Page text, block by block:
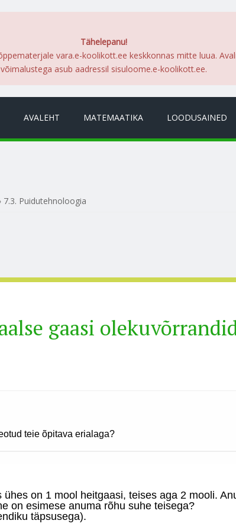
Tähelepanu!
vara.e-koolikott.ee keskkonnas mitte luua.
võimalustega asub aadressil sisuloome.e-koolikott.ee.
AVALEHT MATEMAATIKA LOODUSAINED
7.3. Puidutehnoloogia
gaasi